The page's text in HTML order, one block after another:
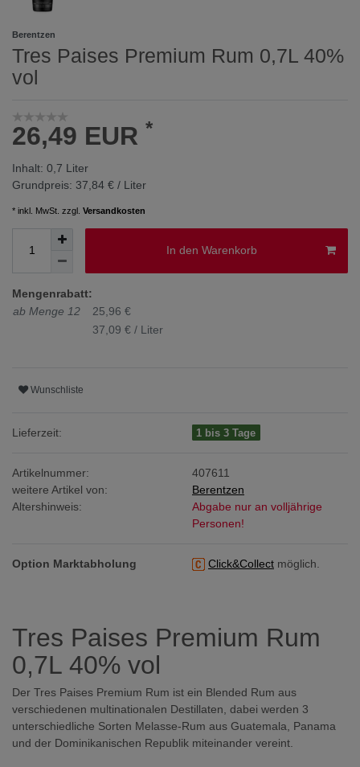
Berentzen
Tres Paises Premium Rum 0,7L 40%
vol
26,49 EUR *
Inhalt: 0,7 Liter
Grundpreis: 37,84 € / Liter
* inkl. MwSt. zzgl. Versandkosten
In den Warenkorb
Mengenrabatt:
ab Menge 12
25,96 €
37,09 € / Liter
Wunschliste
Lieferzeit: 1 bis 3 Tage
Artikelnummer:
407611
weitere Artikel von:
Berentzen
Altershinweis:
Abgabe nur an volljährige
Personen!
Option Marktabholung Click&Collect möglich.
Tres Paises Premium Rum
0,7L 40% vol
Der Tres Paises Premium Rum ist ein Blended Rum aus
verschiedenen multinationalen Destillaten, dabei werden 3
unterschiedliche Sorten Melasse-Rum aus Guatemala, Panama
und der Dominikanischen Republik miteinander vereint.